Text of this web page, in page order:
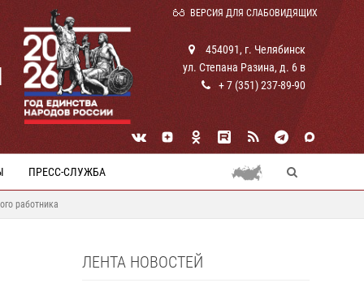
ВЕРСИЯ ДЛЯ СЛАБОВИДЯЩИХ
454091, г. Челябинск
ул. Степана Разина, д. 6 в
+ 7 (351) 237-89-90
ПРЕСС-СЛУЖБА
работника
ЛЕНТА НОВОСТЕЙ